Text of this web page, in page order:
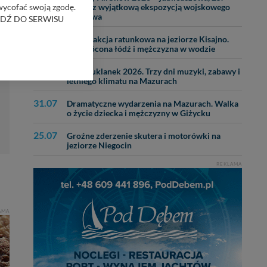
edycja z wyjątkową ekspozycją wojskowego
lotnictwa
Nocna akcja ratunkowa na jeziorze Kisajno.
Wywrócona łódź i mężczyzna w wodzie
Dni Kruklanek 2026. Trzy dni muzyki, zabawy i
letniego klimatu na Mazurach
31.07
Dramatyczne wydarzenia na Mazurach. Walka
o życie dziecka i mężczyzny w Giżycku
25.07
Groźne zderzenie skutera i motorówki na
jeziorze Niegocin
REKLAMA
swoją zgodę.
DO SERWISU
z formularza
ul. Wiejska 17,
zabronić ich
w odniesieniu do
- w pewnych